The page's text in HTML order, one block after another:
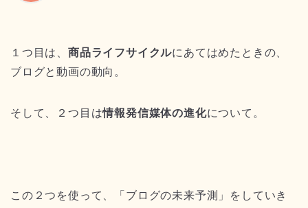
１つ目は、 商品ライフサイクルにあてはめたときの、
ブログと動画の動向。
そして、２つ目は情報発信媒体の進化について。
この２つを使って、「ブログの未来予測」をしていき